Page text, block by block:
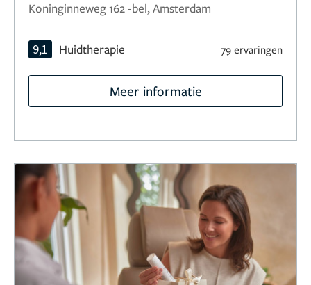
Koninginneweg 162 -bel, Amsterdam
9,1 Huidtherapie 79 ervaringen
Meer informatie